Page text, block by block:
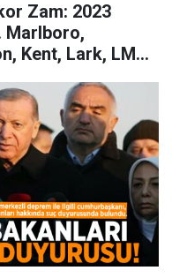
Zam: 2023
Marlboro,
Kent, Lark, LM